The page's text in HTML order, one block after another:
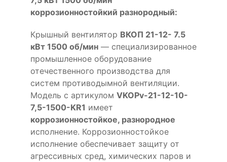
коррозионностойкий разнородный:
Крышный вентилятор ВКОП 21-12- 7.5
кВт 1500 об/мин — специализированное
промышленное оборудование
отечественного производства для
систем противодымной вентиляции.
Модель с артикулом VKOPv-21-12-10-
7,5-1500-KR1 имеет
коррозионностойкое, разнородное
исполнение. Коррозионностойкое
исполнение обеспечивает защиту от
агрессивных сред, химических паров и